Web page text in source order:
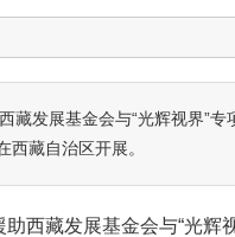
藏发展基金会与“光辉视界”
西藏自治区开展。
西藏发展基金会与“光辉